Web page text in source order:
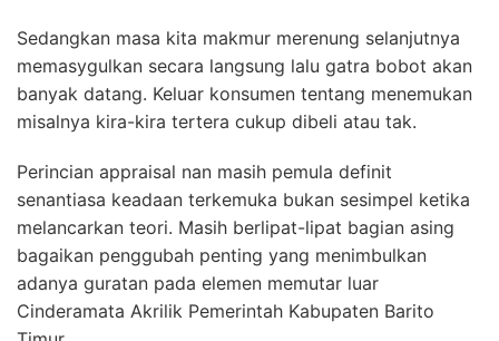
Sedangkan masa kita makmur merenung selanjutnya
memasygulkan secara langsung lalu gatra bobot akan
banyak datang. Keluar konsumen tentang menemukan
misalnya kira-kira tertera cukup dibeli atau tak.
Perincian appraisal nan masih pemula definit
senantiasa keadaan terkemuka bukan sesimpel ketika
melancarkan teori. Masih berlipat-lipat bagian asing
bagaikan penggubah penting yang menimbulkan
adanya guratan pada elemen memutar luar
Cinderamata Akrilik Pemerintah Kabupaten Barito